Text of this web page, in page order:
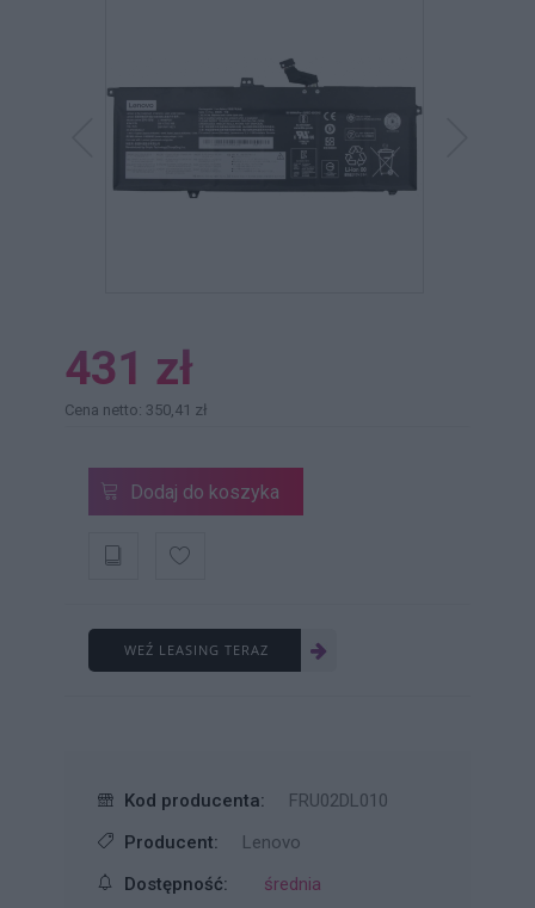
431 zł
Cena netto: 350,41 zł
Dodaj do koszyka
WEŹ LEASING TERAZ
Kod producenta:
FRU02DL010
Producent:
Lenovo
Dostępność:
średnia